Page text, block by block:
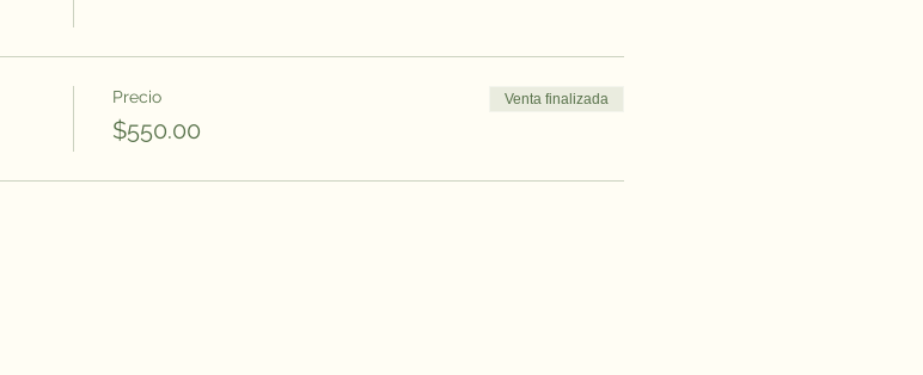
Precio
$550.00
Venta finalizada